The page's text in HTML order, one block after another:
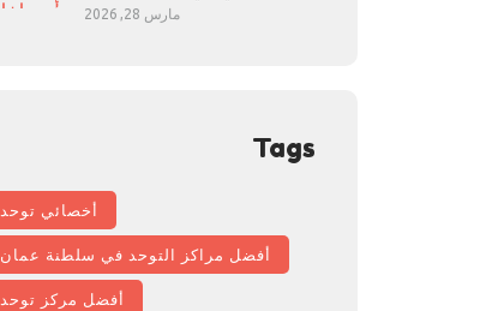
مارس 28, 2026
Tags
أخصائي توحد
أفضل مراكز التوحد في سلطنة عمان
أفضل مركز توحد